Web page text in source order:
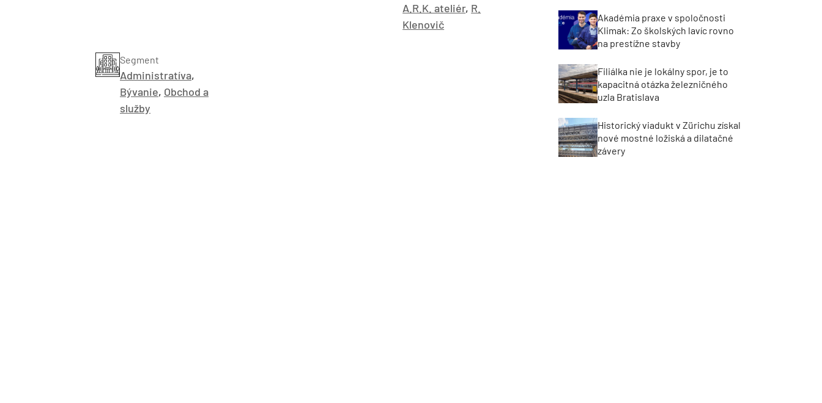
A.R.K. ateliér, R.
Klenovič
Segment
Administratíva,
Bývanie, Obchod a
služby
Akadémia praxe v spoločnosti
Klimak: Zo školských lavíc rovno
na prestížne stavby
Filiálka nie je lokálny spor, je to
kapacitná otázka železničného
uzla Bratislava
Historický viadukt v Zürichu získal
nové mostné ložiská a dilatačné
závery